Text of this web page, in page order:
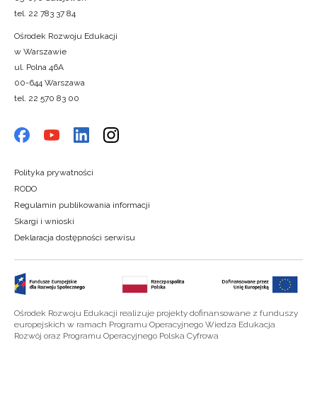
tel. 22 783 37 84
Ośrodek Rozwoju Edukacji
w Warszawie
ul. Polna 46A
00-644 Warszawa
tel. 22 570 83 00
Polityka prywatności
RODO
Regulamin publikowania informacji
Skargi i wnioski
Deklaracja dostępności serwisu
Ośrodek Rozwoju Edukacji realizuje projekty dofinansowane z funduszy
europejskich w ramach Programu Operacyjnego Wiedza Edukacja
Rozwój oraz Programu Operacyjnego Polska Cyfrowa